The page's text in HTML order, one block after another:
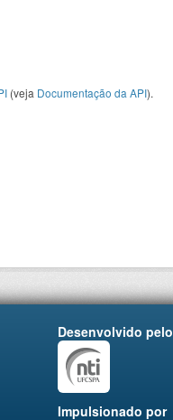
(veja Documentação da API).
Desenvolvido pelo
Impulsionado por